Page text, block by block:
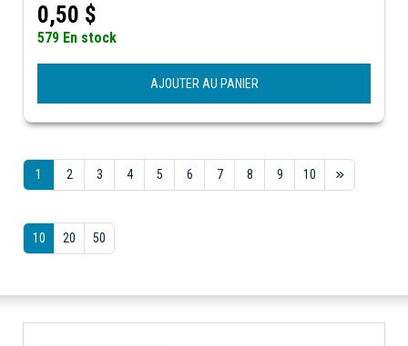
0,50 $
579 En stock
AJOUTER AU PANIER
1 2 3 4 5 6 7 8 9 10
10 20 50